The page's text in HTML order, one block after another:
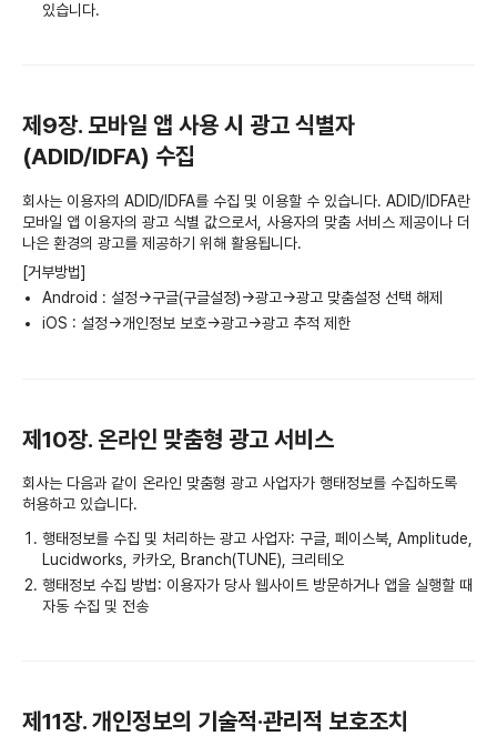
있습니다.
제9장. 모바일 앱 사용 시 광고 식별자
(ADID/IDFA) 수집
회사는 이용자의 ADID/IDFA를 수집 및 이용할 수 있습니다. ADID/IDFA란
모바일 앱 이용자의 광고 식별 값으로서, 사용자의 맞춤 서비스 제공이나 더
나은 환경의 광고를 제공하기 위해 활용됩니다.
[거부방법]
Android : 설정->구글(구글설정)->광고->광고 맞춤설정 선택 해제
iOS : 설정->개인정보 보호->광고->광고 추적 제한
제10장. 온라인 맞춤형 광고 서비스
회사는 다음과 같이 온라인 맞춤형 광고 사업자가 행태정보를 수집하도록
허용하고 있습니다.
행태정보를 수집 및 처리하는 광고 사업자: 구글, 페이스북, Amplitude,
Lucidworks, 카카오, Branch(TUNE), 크리테오
행태정보 수집 방법: 이용자가 당사 웹사이트 방문하거나 앱을 실행할 때
자동 수집 및 전송
제11장. 개인정보의 기술적·관리적 보호조치